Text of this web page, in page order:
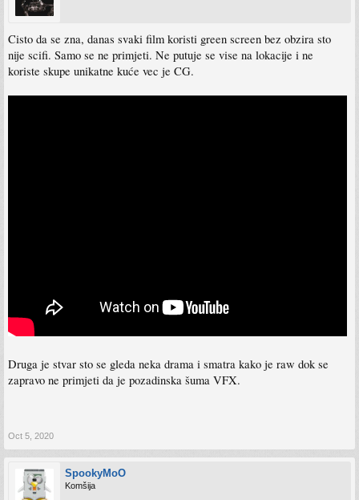
Cisto da se zna, danas svaki film koristi green screen bez obzira sto
nije scifi. Samo se ne primjeti. Ne putuje se vise na lokacije i ne
koriste skupe unikatne kuće vec je CG.
Druga je stvar sto se gleda neka drama i smatra kako je raw dok se
zapravo ne primjeti da je pozadinska šuma VFX.
Oct 5, 2020
SpookyMoO
Komšija